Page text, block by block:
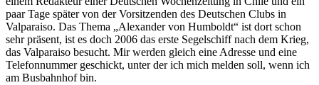
paar Tage später von der Vorsitzenden des Deutschen Clubs in
Valparaiso. Das Thema
Alexander von Humboldt
ist dort schon
sehr präsent, ist es doch 2006 das erste Segelschiff nach dem Krieg,
das Valparaiso besucht. Mir werden gleich eine Adresse und eine
Telefonnummer geschickt, unter der ich mich melden soll, wenn ich
am Busbahnhof bin.